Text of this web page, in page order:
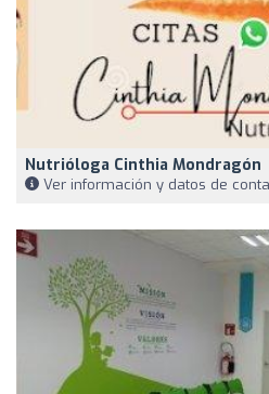
Nutrióloga Cinthia Mondragón
Ver información y datos de